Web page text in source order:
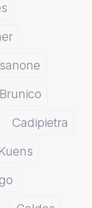
Brunico
Cadipietra